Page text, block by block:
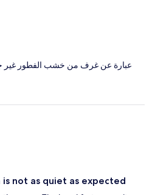
عبارة عن غرف من خشب الفطور غير
not as quiet as expected